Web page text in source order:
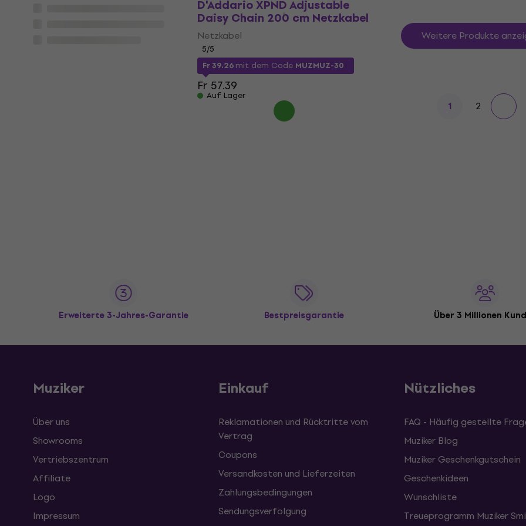
D'Addario XPND Adjustable
Daisy Chain 200 cm Netzkabel
Netzkabel
5/5
Fr 39.26mit dem Code MUZMUZ-30
Fr 57.39
Auf Lager
Weitere Produkte
1 2
Erweiterte 3-Jahres-Garantie Bestpreisgarantie Über 3 Millionen
Muziker
Über uns
Showrooms
Vertriebszentrum
Affiliate
Logo
Impressum
Einkauf
Reklamationen und Rücktritte vom
Vertrag
Coupons
Versandkosten und Lieferzeiten
Zahlungsbedingungen
Sendungsverfolgung
Nützliches
FAQ - Häufig gestellte
Muziker Blog
Muziker Geschenkgutschein
Geschenkideen
Wunschliste
Treueprogramm Muziker